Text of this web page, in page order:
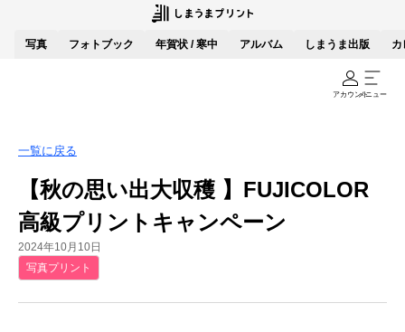
写真 フォトブック 年賀状 / 寒中 アルバム しまうま出版 カ
アカウントメニュー
一覧に戻る
【秋の思い出大収穫 】FUJICOLOR
高級プリントキャンペーン
2024年10月10日
写真プリント